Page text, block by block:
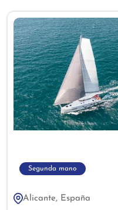
Segunda mano
Alicante, España